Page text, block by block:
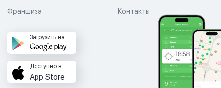
Контакты
Франшиза
Загрузить на
Доступно в
App Store